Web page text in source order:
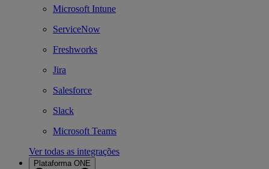
Microsoft Intune
ServiceNow
Freshworks
Jira
Salesforce
Slack
Microsoft Teams
Ver todas as integrações
Plataforma ONE